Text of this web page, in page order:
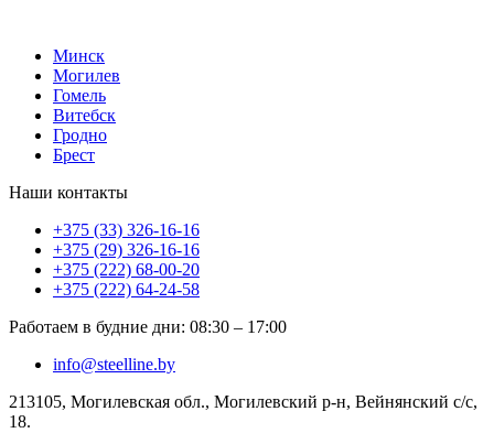
Минск
Могилев
Гомель
Витебск
Гродно
Брест
Наши контакты
+375 (33) 326-16-16
+375 (29) 326-16-16
+375 (222) 68-00-20
+375 (222) 64-24-58
Работаем в будние дни: 08:30 – 17:00
info@steelline.by
213105, Могилевская обл., Могилевский р-н, Вейнянский с/с,
18.